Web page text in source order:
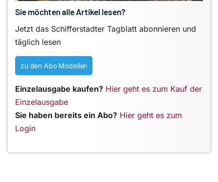
Sie möchten alle Artikel lesen?
Jetzt das Schifferstadter Tagblatt abonnieren und
täglich lesen
zu den Abo Modellen
Einzelausgabe kaufen? Hier geht es zum Kauf der
Einzelausgabe
Sie haben bereits ein Abo? Hier geht es zum
Login